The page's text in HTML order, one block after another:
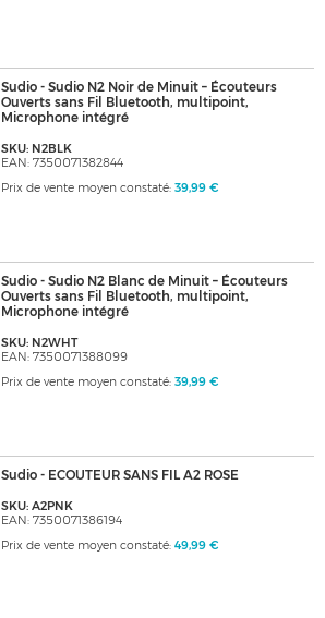
Sudio - Sudio N2 Noir de Minuit – Écouteurs
Ouverts sans Fil Bluetooth, multipoint,
Microphone intégré
SKU: N2BLK
EAN: 7350071382844
Prix de vente moyen constaté: 39,99 €
Sudio - Sudio N2 Blanc de Minuit – Écouteurs
Ouverts sans Fil Bluetooth, multipoint,
Microphone intégré
SKU: N2WHT
EAN: 7350071388099
Prix de vente moyen constaté: 39,99 €
Sudio - ECOUTEUR SANS FIL A2 ROSE
SKU: A2PNK
EAN: 7350071386194
Prix de vente moyen constaté: 49,99 €